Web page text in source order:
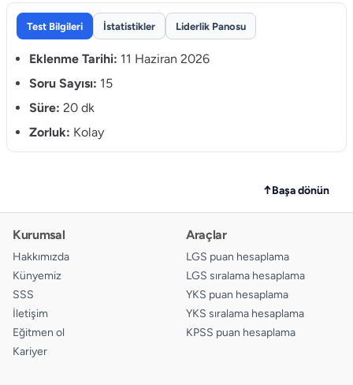
8. A B C
10. A
12. A B C D
15.
Test Bilgileri İstatistikler Liderlik Panosu
Eklenme Tarihi: 11 Haziran 2026
Soru Sayısı: 15
Süre: 20 dk
Zorluk: Kolay
↑Başa dönün
Kurumsal
Hakkımızda
Künyemiz
SSS
İletişim
Eğitmen ol
Kariyer
Araçlar
LGS puan hesaplama
LGS sıralama hesaplama
YKS puan hesaplama
YKS sıralama hesaplama
KPSS puan hesaplama